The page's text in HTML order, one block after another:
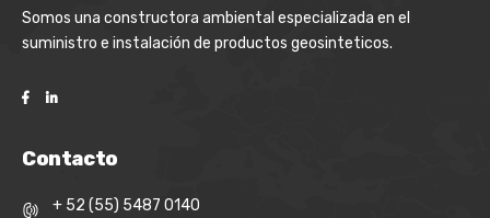
Somos una constructora ambiental especializada en el
suministro e instalación de productos geosinteticos.
Contacto
+ 52 (55) 5487 0140